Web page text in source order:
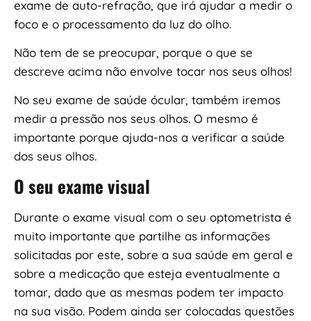
exame de auto-refração, que irá ajudar a medir o
foco e o processamento da luz do olho.
Não tem de se preocupar, porque o que se
descreve acima não envolve tocar nos seus olhos!
No seu exame de saúde ócular, também iremos
medir a pressão nos seus olhos. O mesmo é
importante porque ajuda-nos a verificar a saúde
dos seus olhos.
O seu exame visual
Durante o exame visual com o seu optometrista é
muito importante que partilhe as informações
solicitadas por este, sobre a sua saúde em geral e
sobre a medicação que esteja eventualmente a
tomar, dado que as mesmas podem ter impacto
na sua visão. Podem ainda ser colocadas questões